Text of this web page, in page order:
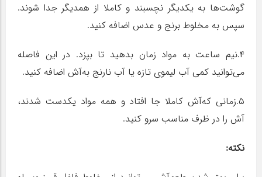
گوشت‌ها به یکدیگر نچسبند و کاملا از همدیگر جدا شوند.
سپس به مخلوط برنج و عدس اضافه کنید.
۴.نیم ساعت به مواد زمان بدهید تا بپزد. در این فاصله
می‌توانید کمی آب لیموی تازه یا آب نارنج به‌آش اضافه کنید.
۵.زمانی که‌آش کاملا جا افتاد و همه مواد یکدست شدند،
‌آش را در ظرف مناسب سرو کنید.
نکته:‌